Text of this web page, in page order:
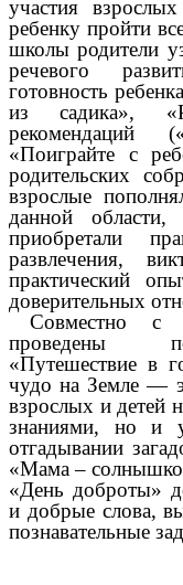
участия
ребенку пройти
школы родители
речевого
готовность
из садика»,
рекомендаций
«Поиграйте с
родительских
взрослые
данной области,
приобретали
развлечения,
практический
доверительных
Совместно с
проведены
«Путешествие в
чудо на Земле —
взрослых и детей
знаниями, но и
отгадывании
«Мама –
«День доброты»
и добрые слова,
познавательные